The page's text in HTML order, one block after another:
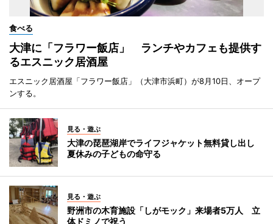
食べる
大津に「フラワー飯店」 ランチやカフェも提供す
るエスニック居酒屋
エスニック居酒屋「フラワー飯店」（大津市浜町）が8月10日、オープ
ンする。
見る・遊ぶ
大津の琵琶湖岸でライフジャケット無料貸し出し
夏休みの子どもの命守る
見る・遊ぶ
野洲市の木育施設「しがモック」来場者5万人 立
体ドミノで祝う